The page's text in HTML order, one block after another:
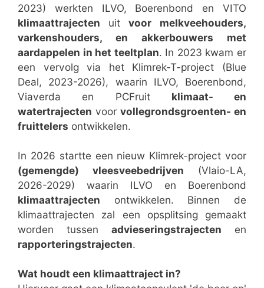
2023) werkten ILVO, Boerenbond en VITO
klimaattrajecten uitvoor melkveehouders,
varkenshouders, en akkerbouwers met
aardappelen in het teeltplan. In 2023 kwam er
een vervolg via het Klimrek-T-project (Blue
Deal, 2023-2026), waarin ILVO, Boerenbond,
Viaverda en PCFruit klimaat- en
watertrajecten voor vollegrondsgroenten- en
fruittelers ontwikkelen.
In 2026 startte een nieuw Klimrek-project voor
(gemengde) vleesveebedrijven (Vlaio-LA,
2026-2029) waarin ILVO en Boerenbond
klimaattrajecten ontwikkelen. Binnen de
klimaattrajecten zal een opsplitsing gemaakt
worden tussen advieseringstrajecten en
rapporteringstrajecten.
Wat houdt een klimaattraject in?